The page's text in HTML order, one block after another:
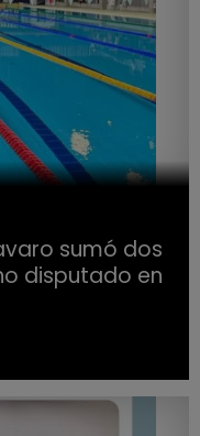
sumó dos
disputado en